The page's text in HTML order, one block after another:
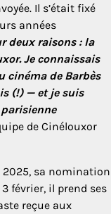
Il s’était fixé
années
deux raisons : la
Je connaissais
cinéma de Barbès
(!) — et je suis
de Cinélouxor
2025, sa nomination
3 février, il prend ses
reçue aux